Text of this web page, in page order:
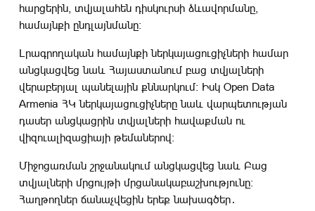
հարցերին, տվյալահեն դիսկուրսի ձևավորմանը,
համայնքի ընդլայնմանը։
Լրագրողական համայնքի ներկայացուցիչների համար
անցկացվեց նաև Հայաստանում բաց տվյալների
վերաբերյալ պանելային քննարկում։ Իսկ Open Data
Armenia ՀԿ ներկայացուցիչները նաև վարպետության
դասեր անցկացրին տվյալների հավաքման ու
վիզուալիզացիայի թեմաներով։
Միջոցառման շրջանակում անցկացվեց նաև Բաց
տվյալների մրցույթի մրցանակաբաշխությունը։
Հաղթողներ ճանաչվեցին երեք նախագծեր․